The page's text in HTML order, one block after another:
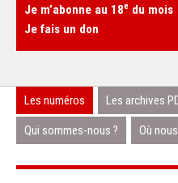
Je m’abonne au 18e du mois
Je fais un don
Les numéros Les archives
Qui sommes-nous ? Où